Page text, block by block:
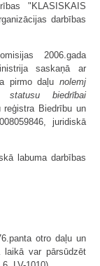
"KLASISKAIS
darbības
2006.gada
saskaņā ar
pirmo daļu nolemj
statusu biedrībai
Biedrību un
juridiskā
labuma darbības
otro daļu un
laikā var pārsūdzēt